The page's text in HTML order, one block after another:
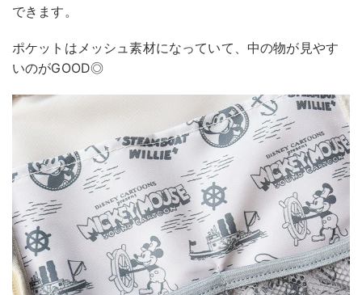
できます。
ポケットはメッシュ素材になっていて、中の物が見やす
いのがGOOD◎